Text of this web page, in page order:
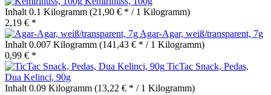
Inhalt 0.1 Kilogramm (21,90 € * / 1 Kilogramm)
2,19 € *
Agar-Agar, weiß/transparent, 7g
Inhalt 0.007 Kilogramm (141,43 € * / 1 Kilogramm)
0,99 € *
TicTac Snack, Pedas,
Dua Kelinci, 90g
Inhalt 0.09 Kilogramm (13,22 € * / 1 Kilogramm)